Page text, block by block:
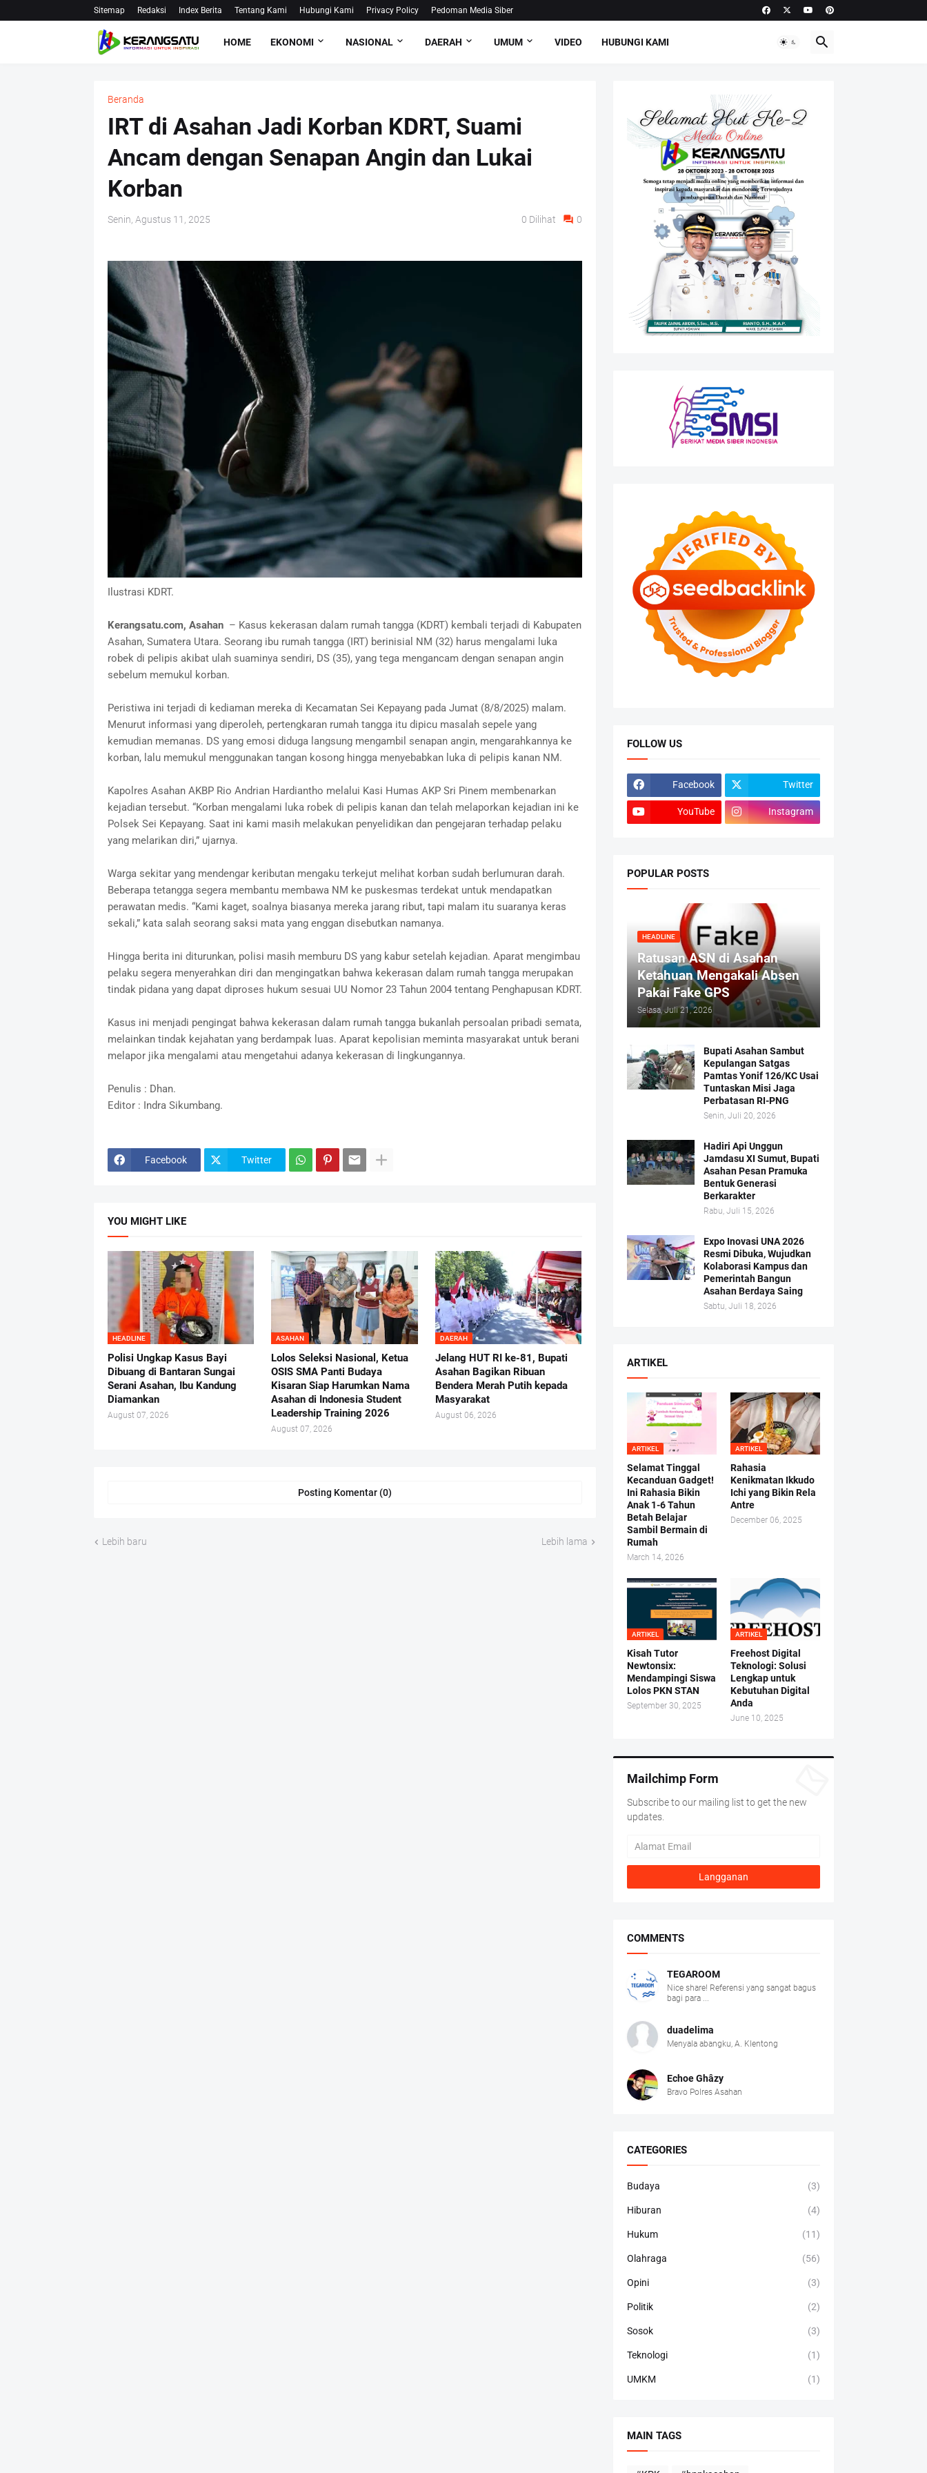
Sitemap Redaksi Index Berita Tentang Kami Hubungi Kami Privacy Policy Pedoman Media Siber
HOME EKONOMI NASIONAL DAERAH UMUM VIDEO HUBUNGI KAMI
Beranda
IRT di Asahan Jadi Korban KDRT, Suami
Ancam dengan Senapan Angin dan Lukai
Korban
Senin, Agustus 11, 2025 0 Dilihat 0
Ilustrasi KDRT.
Kerangsatu.com, Asahan – Kasus kekerasan dalam rumah tangga (KDRT) kembali terjadi di Kabupaten
Asahan, Sumatera Utara. Seorang ibu rumah tangga (IRT) berinisial NM (32) harus mengalami luka
robek di pelipis akibat ulah suaminya sendiri, DS (35), yang tega mengancam dengan senapan angin
sebelum memukul korban.
Peristiwa ini terjadi di kediaman mereka di Kecamatan Sei Kepayang pada Jumat (8/8/2025) malam.
Menurut informasi yang diperoleh, pertengkaran rumah tangga itu dipicu masalah sepele yang
kemudian memanas. DS yang emosi diduga langsung mengambil senapan angin, mengarahkannya ke
korban, lalu memukul menggunakan tangan kosong hingga menyebabkan luka di pelipis kanan NM.
Kapolres Asahan AKBP Rio Andrian Hardiantho melalui Kasi Humas AKP Sri Pinem membenarkan
kejadian tersebut. “Korban mengalami luka robek di pelipis kanan dan telah melaporkan kejadian ini ke
Polsek Sei Kepayang. Saat ini kami masih melakukan penyelidikan dan pengejaran terhadap pelaku
yang melarikan diri,” ujarnya.
Warga sekitar yang mendengar keributan mengaku terkejut melihat korban sudah berlumuran darah.
Beberapa tetangga segera membantu membawa NM ke puskesmas terdekat untuk mendapatkan
perawatan medis. “Kami kaget, soalnya biasanya mereka jarang ribut, tapi malam itu suaranya keras
sekali,” kata salah seorang saksi mata yang enggan disebutkan namanya.
Hingga berita ini diturunkan, polisi masih memburu DS yang kabur setelah kejadian. Aparat mengimbau
pelaku segera menyerahkan diri dan mengingatkan bahwa kekerasan dalam rumah tangga merupakan
tindak pidana yang dapat diproses hukum sesuai UU Nomor 23 Tahun 2004 tentang Penghapusan KDRT.
Kasus ini menjadi pengingat bahwa kekerasan dalam rumah tangga bukanlah persoalan pribadi semata,
melainkan tindak kejahatan yang berdampak luas. Aparat kepolisian meminta masyarakat untuk berani
melapor jika mengalami atau mengetahui adanya kekerasan di lingkungannya.
Penulis : Dhan.
Editor : Indra Sikumbang.
Facebook Twitter
YOU MIGHT LIKE
HEADLINE
Polisi Ungkap Kasus Bayi
Dibuang di Bantaran Sungai
Serani Asahan, Ibu Kandung
Diamankan
August 07, 2026
ASAHAN
Lolos Seleksi Nasional, Ketua
OSIS SMA Panti Budaya
Kisaran Siap Harumkan Nama
Asahan di Indonesia Student
Leadership Training 2026
August 07, 2026
DAERAH
Jelang HUT RI ke-81, Bupati
Asahan Bagikan Ribuan
Bendera Merah Putih kepada
Masyarakat
August 06, 2026
Posting Komentar (0)
Lebih baru Lebih lama
FOLLOW US
Facebook Twitter
YouTube Instagram
POPULAR POSTS
HEADLINE
Ratusan ASN di Asahan
Ketahuan Mengakali Absen
Pakai Fake GPS
Selasa, Juli 21, 2026
Bupati Asahan Sambut
Kepulangan Satgas
Pamtas Yonif 126/KC Usai
Tuntaskan Misi Jaga
Perbatasan RI-PNG
Senin, Juli 20, 2026
Hadiri Api Unggun
Jamdasu XI Sumut, Bupati
Asahan Pesan Pramuka
Bentuk Generasi
Berkarakter
Rabu, Juli 15, 2026
Expo Inovasi UNA 2026
Resmi Dibuka, Wujudkan
Kolaborasi Kampus dan
Pemerintah Bangun
Asahan Berdaya Saing
Sabtu, Juli 18, 2026
ARTIKEL
ARTIKEL
Selamat Tinggal
Kecanduan Gadget!
Ini Rahasia Bikin
Anak 1-6 Tahun
Betah Belajar
Sambil Bermain di
Rumah
March 14, 2026
ARTIKEL
Rahasia
Kenikmatan Ikkudo
Ichi yang Bikin Rela
Antre
December 06, 2025
ARTIKEL
Kisah Tutor
Newtonsix:
Mendampingi Siswa
Lolos PKN STAN
September 30, 2025
ARTIKEL
Freehost Digital
Teknologi: Solusi
Lengkap untuk
Kebutuhan Digital
Anda
June 10, 2025
Mailchimp Form
Subscribe to our mailing list to get the new
updates.
COMMENTS
TEGAROOM
Nice share! Referensi yang sangat bagus
bagi para ...
duadelima
Menyala abangku, A. Klentong
Echoe Ghâzy
Bravo Polres Asahan
CATEGORIES
Budaya (3)
Hiburan (4)
Hukum (11)
Olahraga (56)
Opini (3)
Politik (2)
Sosok (3)
Teknologi (1)
UMKM (1)
MAIN TAGS